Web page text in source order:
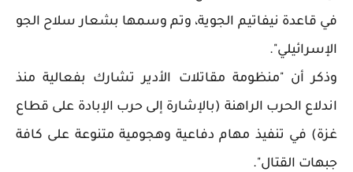
في قاعدة نيفاتيم الجوية، وتم وسمها بشعار سلاح الجو
الإسرائيلي".
وذكر أن "منظومة مقاتلات الأدير تشارك بفعالية منذ
اندلاع الحرب الراهنة (بالإشارة إلى حرب الإبادة على قطاع
غزة) في تنفيذ مهام دفاعية وهجومية متنوعة على كافة
جبهات القتال".